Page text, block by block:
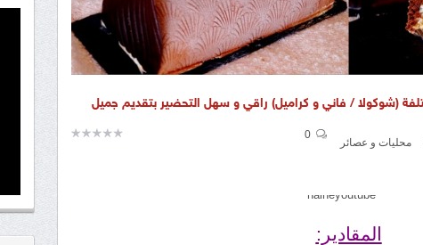
محليات و عصائر
0
المقادير: